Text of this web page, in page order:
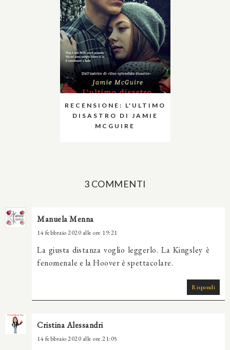
RECENSIONE: L'ULTIMO
DISASTRO DI JAMIE
MCGUIRE
3 COMMENTI
Manuela Menna
14 febbraio 2020 alle ore 19:21
La giusta distanza voglio leggerlo. La Kingsley è
fenomenale e la Hoover è spettacolare.
Rispondi
Cristina Alessandri
14 febbraio 2020 alle ore 21:05